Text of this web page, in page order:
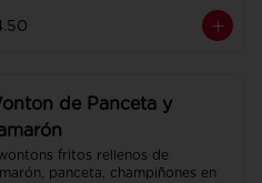
de Panceta y
fritos rellenos de
panceta, champiñones en